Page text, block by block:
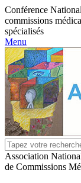
Conférence
commissions
spécialisés
Menu
Association
de Commissions